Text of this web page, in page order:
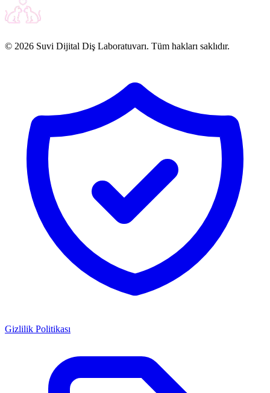
© 2026 Suvi Dijital Diş Laboratuvarı. Tüm hakları saklıdır.
Gizlilik Politikası